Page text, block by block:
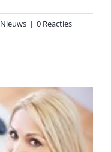
Nieuws | 0 Reacties